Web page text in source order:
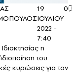
19
ΙΟΥΛΙΟΥ
2022 -
7:40
0
η
του
κυρώσεις για τον